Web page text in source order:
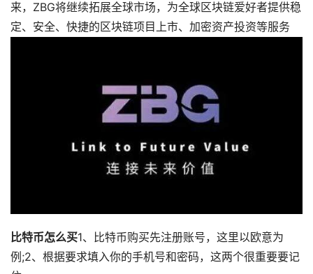
来，ZBG将继续拓展全球市场，为全球区块链爱好者提供稳
定、安全、快捷的区块链项目上市、加密资产投资等服务
比特币怎么买1、比特币购买先注册账号，这里以欧意为
例;2、根据要求填入你的手机号和密码，这两个很重要要记